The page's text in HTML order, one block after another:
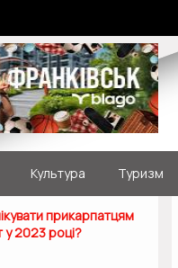
Культура Туризм
прикарпатцям
у 2023 році?